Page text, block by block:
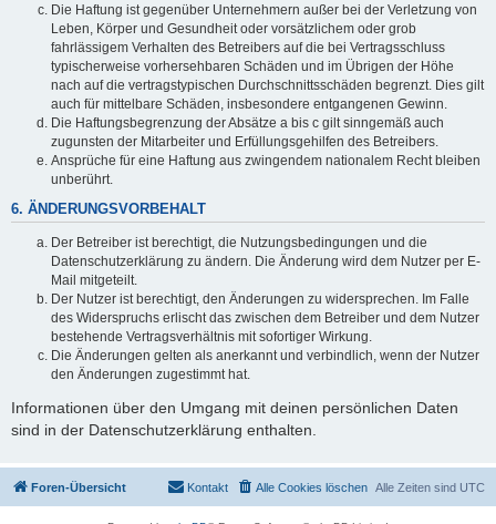
Die Haftung ist gegenüber Unternehmern außer bei der Verletzung von
Leben, Körper und Gesundheit oder vorsätzlichem oder grob
fahrlässigem Verhalten des Betreibers auf die bei Vertragsschluss
typischerweise vorhersehbaren Schäden und im Übrigen der Höhe
nach auf die vertragstypischen Durchschnittsschäden begrenzt. Dies gilt
auch für mittelbare Schäden, insbesondere entgangenen Gewinn.
Die Haftungsbegrenzung der Absätze a bis c gilt sinngemäß auch
zugunsten der Mitarbeiter und Erfüllungsgehilfen des Betreibers.
Ansprüche für eine Haftung aus zwingendem nationalem Recht bleiben
unberührt.
6. ÄNDERUNGSVORBEHALT
Der Betreiber ist berechtigt, die Nutzungsbedingungen und die
Datenschutzerklärung zu ändern. Die Änderung wird dem Nutzer per E-
Mail mitgeteilt.
Der Nutzer ist berechtigt, den Änderungen zu widersprechen. Im Falle
des Widerspruchs erlischt das zwischen dem Betreiber und dem Nutzer
bestehende Vertragsverhältnis mit sofortiger Wirkung.
Die Änderungen gelten als anerkannt und verbindlich, wenn der Nutzer
den Änderungen zugestimmt hat.
Informationen über den Umgang mit deinen persönlichen Daten
sind in der Datenschutzerklärung enthalten.
Foren-Übersicht Alle Zeiten sind UTC
Alle Cookies löschen
Kontakt